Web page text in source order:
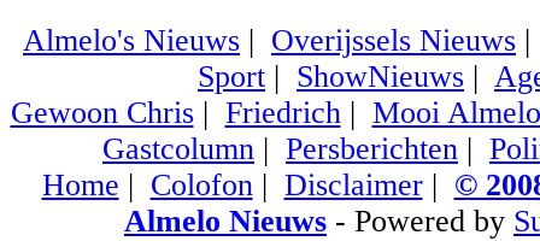
Almelo's Nieuws | Overijssels Nieuws
Sport | ShowNieuws |
Gewoon Chris| Friedrich| Mooi Almelo
Gastcolumn | Persberichten |
Home | Colofon| Disclaimer| ©
Almelo Nieuws - Powered by